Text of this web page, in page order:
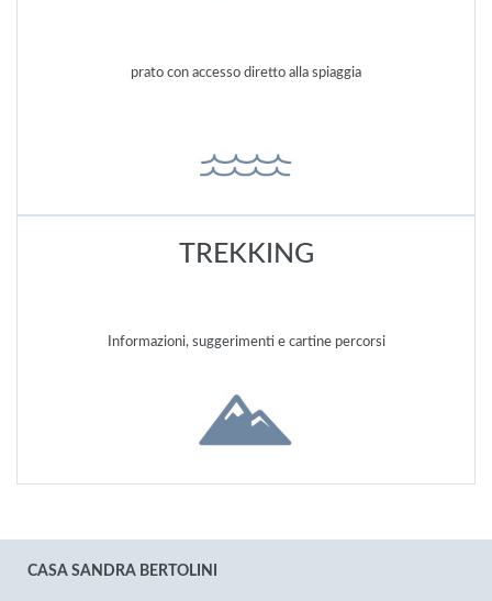
prato con accesso diretto alla spiaggia
TREKKING
Informazioni, suggerimenti e cartine percorsi
CASA SANDRA BERTOLINI